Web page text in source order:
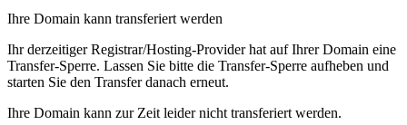
Ihre Domain kann transferiert werden
Ihr derzeitiger Registrar/Hosting-Provider hat auf Ihrer Domain eine
Transfer-Sperre. Lassen Sie bitte die Transfer-Sperre aufheben und
starten Sie den Transfer danach erneut.
Ihre Domain kann zur Zeit leider nicht transferiert werden.